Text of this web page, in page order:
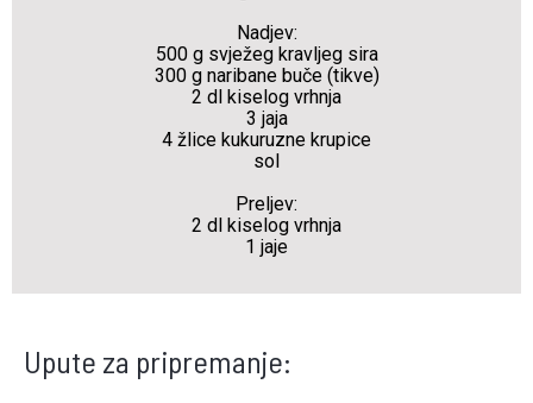
Nadjev:
500 g svježeg kravljeg sira
300 g naribane buče (tikve)
2 dl kiselog vrhnja
3 jaja
4 žlice kukuruzne krupice
sol
Preljev:
2 dl kiselog vrhnja
1 jaje
Upute za pripremanje: